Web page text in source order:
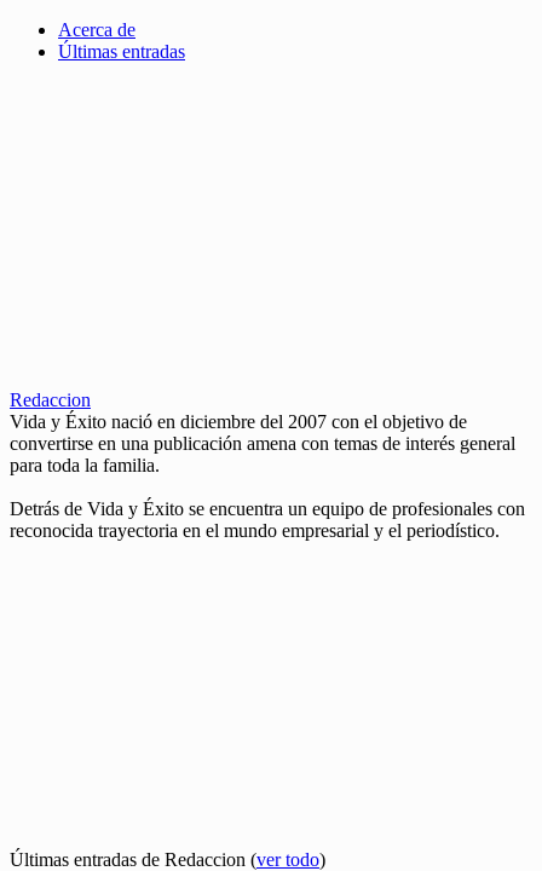
Acerca de
Últimas entradas
Redaccion
Vida y Éxito nació en diciembre del 2007 con el objetivo de
convertirse en una publicación amena con temas de interés general
para toda la familia.
Detrás de Vida y Éxito se encuentra un equipo de profesionales con
reconocida trayectoria en el mundo empresarial y el periodístico.
Últimas entradas de Redaccion (ver todo)